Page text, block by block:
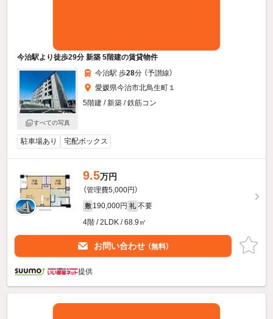
今治駅より徒歩29分 新築 5階建の賃貸物件
すべての写真
今治駅 歩28分 （予讃線）
愛媛県今治市北鳥生町１
5階建 / 新築 / 鉄筋コン
駐車場あり 宅配ボックス
9.5万円
（管理費5,000円）
敷 190,000円 礼 不要
4階 / 2LDK / 68.9㎡
お問い合わせ （無料）
提供